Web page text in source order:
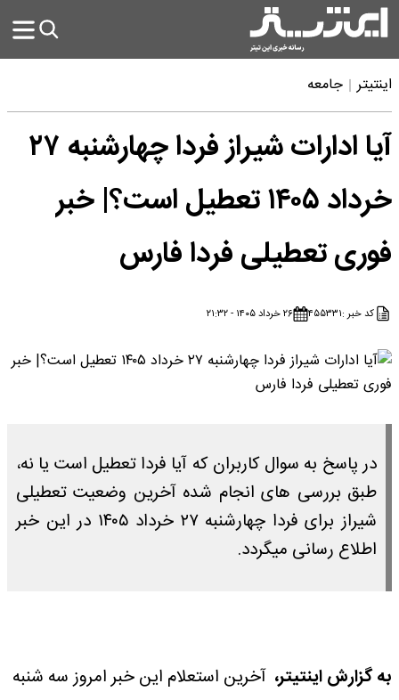
اینتیتر جامعه
آیا ادارات شیراز فردا چهارشنبه ۲۷
خرداد ۱۴۰۵ تعطیل است؟| خبر
فوری تعطیلی فردا فارس
کد خبر :۴۵۵۳۳۱ ۲۶ خرداد ۱۴۰۵ - ۲۱:۳۲
در پاسخ به سوال کاربران که آیا فردا تعطیل است یا نه،
طبق بررسی های انجام شده آخرین وضعیت تعطیلی
شیراز برای فردا چهارشنبه ۲۷ خرداد ۱۴۰۵ در این خبر
اطلاع رسانی میگردد.
به گزارش اینتیتر، آخرین استعلام این خبر امروز سه شنبه